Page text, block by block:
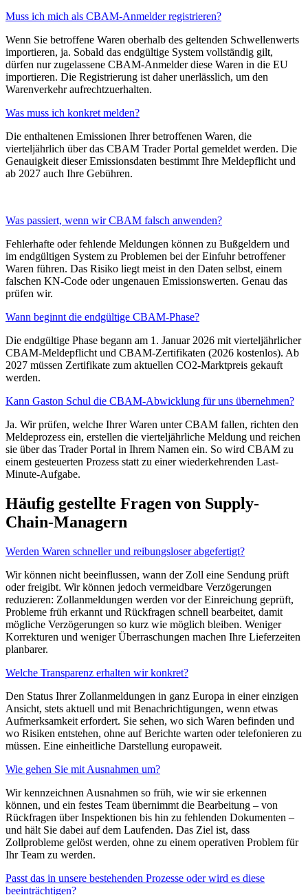
Muss ich mich als CBAM-Anmelder registrieren?
Wenn Sie betroffene Waren oberhalb des geltenden Schwellenwerts
importieren, ja. Sobald das endgültige System vollständig gilt,
dürfen nur zugelassene CBAM-Anmelder diese Waren in die EU
importieren. Die Registrierung ist daher unerlässlich, um den
Warenverkehr aufrechtzuerhalten.
Was muss ich konkret melden?
Die enthaltenen Emissionen Ihrer betroffenen Waren, die
vierteljährlich über das CBAM Trader Portal gemeldet werden. Die
Genauigkeit dieser Emissionsdaten bestimmt Ihre Meldepflicht und
ab 2027 auch Ihre Gebühren.
Was passiert, wenn wir CBAM falsch anwenden?
Fehlerhafte oder fehlende Meldungen können zu Bußgeldern und
im endgültigen System zu Problemen bei der Einfuhr betroffener
Waren führen. Das Risiko liegt meist in den Daten selbst, einem
falschen KN-Code oder ungenauen Emissionswerten. Genau das
prüfen wir.
Wann beginnt die endgültige CBAM-Phase?
Die endgültige Phase begann am 1. Januar 2026 mit vierteljährlicher
CBAM-Meldepflicht und CBAM-Zertifikaten (2026 kostenlos). Ab
2027 müssen Zertifikate zum aktuellen CO2-Marktpreis gekauft
werden.
Kann Gaston Schul die CBAM-Abwicklung für uns übernehmen?
Ja. Wir prüfen, welche Ihrer Waren unter CBAM fallen, richten den
Meldeprozess ein, erstellen die vierteljährliche Meldung und reichen
sie über das Trader Portal in Ihrem Namen ein. So wird CBAM zu
einem gesteuerten Prozess statt zu einer wiederkehrenden Last-
Minute-Aufgabe.
Häufig gestellte Fragen von Supply-
Chain-Managern
Werden Waren schneller und reibungsloser abgefertigt?
Wir können nicht beeinflussen, wann der Zoll eine Sendung prüft
oder freigibt. Wir können jedoch vermeidbare Verzögerungen
reduzieren: Zollanmeldungen werden vor der Einreichung geprüft,
Probleme früh erkannt und Rückfragen schnell bearbeitet, damit
mögliche Verzögerungen so kurz wie möglich bleiben. Weniger
Korrekturen und weniger Überraschungen machen Ihre Lieferzeiten
planbarer.
Welche Transparenz erhalten wir konkret?
Den Status Ihrer Zollanmeldungen in ganz Europa in einer einzigen
Ansicht, stets aktuell und mit Benachrichtigungen, wenn etwas
Aufmerksamkeit erfordert. Sie sehen, wo sich Waren befinden und
wo Risiken entstehen, ohne auf Berichte warten oder telefonieren zu
müssen. Eine einheitliche Darstellung europaweit.
Wie gehen Sie mit Ausnahmen um?
Wir kennzeichnen Ausnahmen so früh, wie wir sie erkennen
können, und ein festes Team übernimmt die Bearbeitung – von
Rückfragen über Inspektionen bis hin zu fehlenden Dokumenten –
und hält Sie dabei auf dem Laufenden. Das Ziel ist, dass
Zollprobleme gelöst werden, ohne zu einem operativen Problem für
Ihr Team zu werden.
Passt das in unsere bestehenden Prozesse oder wird es diese
beeinträchtigen?